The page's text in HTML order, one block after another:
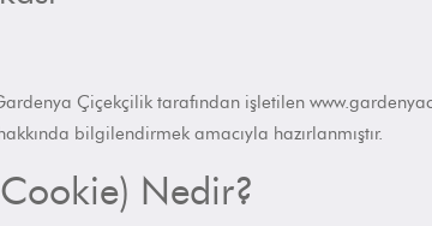
Çiçekçiliktarafından işletilen
bilgilendirmek amacıyla hazırlanmıştır.
Nedir?